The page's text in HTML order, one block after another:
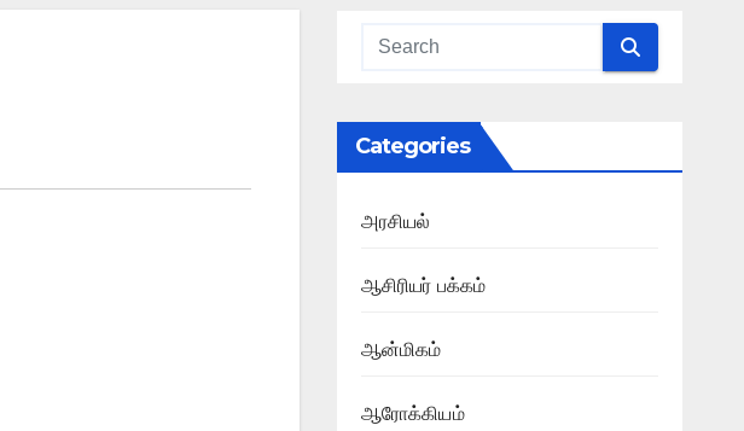
Categories
அரசியல்
ஆசிரியர் பக்கம்
ஆன்மிகம்
ஆரோக்கியம்